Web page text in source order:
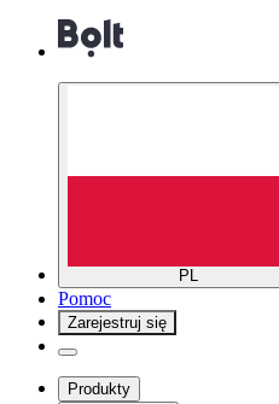
PL
Pomoc
Zarejestruj się
Produkty